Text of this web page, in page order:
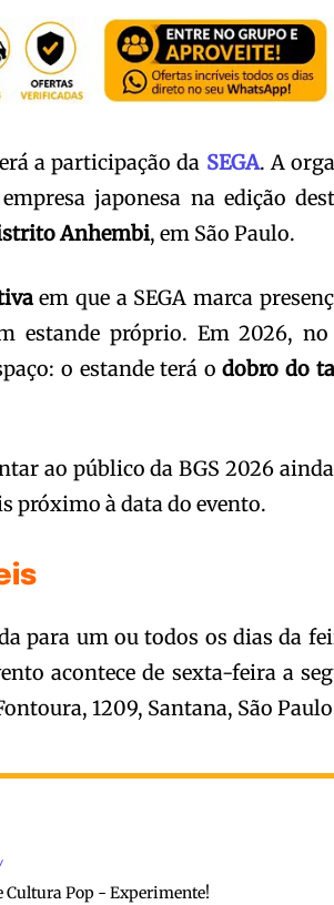
a participação da SEGA. A
japonesa na edição
Anhembi, em São Paulo.
em que a SEGA marca
estande próprio. Em 2026,
o estande terá odobro do
ao público da BGS 2026
próximo à data do evento.
para um ou todos os dias da
acontece de sexta-feira a
1209, Santana, São
Cultura Pop - Experimente!